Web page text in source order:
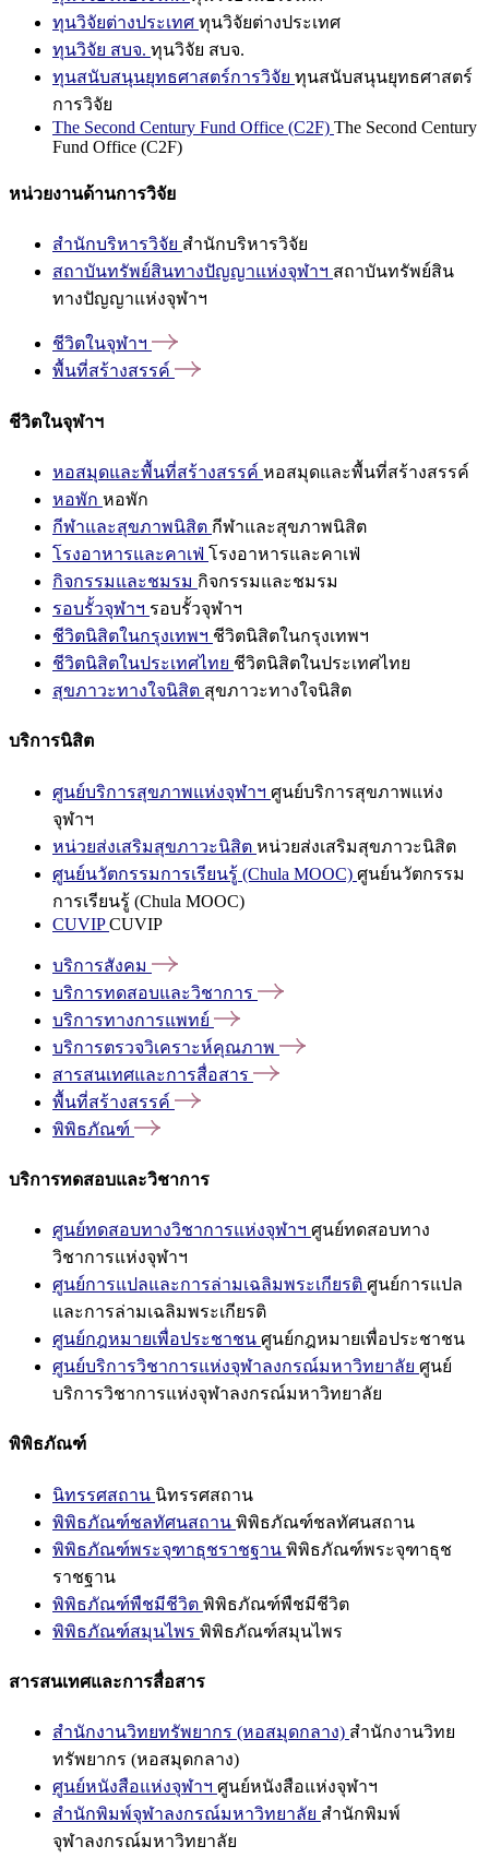
ทุนวิจัยต่างประเทศ ทุนวิจัยต่างประเทศ
ทุนวิจัย สบจ. ทุนวิจัย สบจ.
ทุนสนับสนุนยุทธศาสตร์การวิจัย ทุนสนับสนุนยุทธศาสตร์
การวิจัย
The Second Century Fund Office (C2F) The Second Century
Fund Office (C2F)
หน่วยงานด้านการวิจัย
สำนักบริหารวิจัย สำนักบริหารวิจัย
สถาบันทรัพย์สินทางปัญญาแห่งจุฬาฯ สถาบันทรัพย์สิน
ทางปัญญาแห่งจุฬาฯ
ชีวิตในจุฬาฯ
พื้นที่สร้างสรรค์
ชีวิตในจุฬาฯ
หอสมุดและพื้นที่สร้างสรรค์ หอสมุดและพื้นที่สร้างสรรค์
หอพัก หอพัก
กีฬาและสุขภาพนิสิต กีฬาและสุขภาพนิสิต
โรงอาหารและคาเฟ่ โรงอาหารและคาเฟ่
กิจกรรมและชมรม กิจกรรมและชมรม
รอบรั้วจุฬาฯ รอบรั้วจุฬาฯ
ชีวิตนิสิตในกรุงเทพฯ ชีวิตนิสิตในกรุงเทพฯ
ชีวิตนิสิตในประเทศไทย ชีวิตนิสิตในประเทศไทย
สุขภาวะทางใจนิสิต สุขภาวะทางใจนิสิต
บริการนิสิต
ศูนย์บริการสุขภาพแห่งจุฬาฯ ศูนย์บริการสุขภาพแห่ง
จุฬาฯ
หน่วยส่งเสริมสุขภาวะนิสิต หน่วยส่งเสริมสุขภาวะนิสิต
ศูนย์นวัตกรรมการเรียนรู้ (Chula MOOC) ศูนย์นวัตกรรม
การเรียนรู้ (Chula MOOC)
CUVIPCUVIP
บริการสังคม
บริการทดสอบและวิชาการ
บริการทางการแพทย์
บริการตรวจวิเคราะห์คุณภาพ
สารสนเทศและการสื่อสาร
พื้นที่สร้างสรรค์
พิพิธภัณฑ์
บริการทดสอบและวิชาการ
ศูนย์ทดสอบทางวิชาการแห่งจุฬาฯ ศูนย์ทดสอบทาง
วิชาการแห่งจุฬาฯ
ศูนย์การแปลและการล่ามเฉลิมพระเกียรติ ศูนย์การแปล
และการล่ามเฉลิมพระเกียรติ
ศูนย์กฎหมายเพื่อประชาชน ศูนย์กฎหมายเพื่อประชาชน
ศูนย์บริการวิชาการแห่งจุฬาลงกรณ์มหาวิทยาลัย ศูนย์
บริการวิชาการแห่งจุฬาลงกรณ์มหาวิทยาลัย
พิพิธภัณฑ์
นิทรรศสถาน นิทรรศสถาน
พิพิธภัณฑ์ชลทัศนสถาน พิพิธภัณฑ์ชลทัศนสถาน
พิพิธภัณฑ์พระจุฑาธุชราชฐาน พิพิธภัณฑ์พระจุฑาธุช
ราชฐาน
พิพิธภัณฑ์พืชมีชีวิต พิพิธภัณฑ์พืชมีชีวิต
พิพิธภัณฑ์สมุนไพร พิพิธภัณฑ์สมุนไพร
สารสนเทศและการสื่อสาร
สำนักงานวิทยทรัพยากร (หอสมุดกลาง) สำนักงานวิทย
ทรัพยากร (หอสมุดกลาง)
ศูนย์หนังสือแห่งจุฬาฯ ศูนย์หนังสือแห่งจุฬาฯ
สำนักพิมพ์จุฬาลงกรณ์มหาวิทยาลัย สำนักพิมพ์
จุฬาลงกรณ์มหาวิทยาลัย